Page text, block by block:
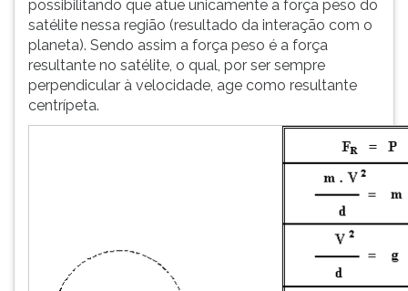
possibilitando que atue unicamente a força peso do
satélite nessa região (resultado da interação com o
planeta). Sendo assim a força peso é a força
resultante no satélite, o qual, por ser sempre
perpendicular à velocidade, age como resultante
centrípeta.